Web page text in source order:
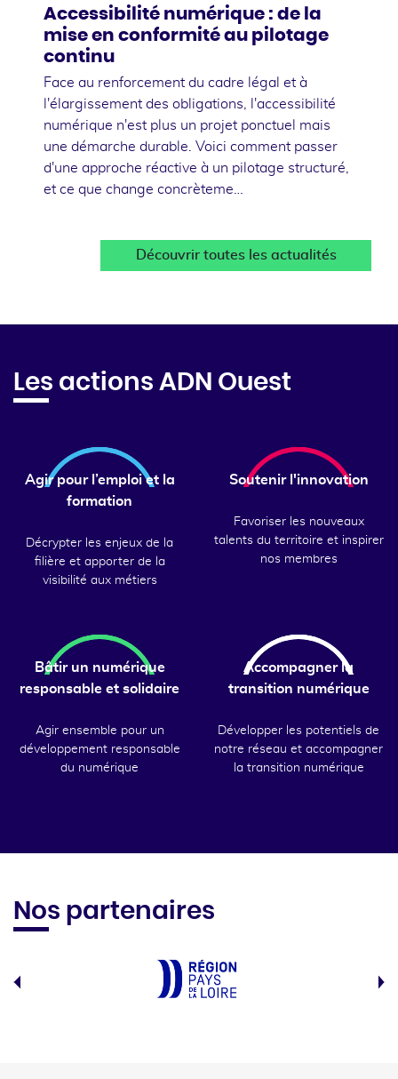
Accessibilité numérique : de la
mise en conformité au pilotage
continu
Face au renforcement du cadre légal et à
l'élargissement des obligations, l'accessibilité
numérique n'est plus un projet ponctuel mais
une démarche durable. Voici comment passer
d'une approche réactive à un pilotage structuré,
et ce que change concrèteme…
Découvrir toutes les actualités
Les actions ADN Ouest
Agir pour l’emploi et la
formation
Décrypter les enjeux de la
filière et apporter de la
visibilité aux métiers
Soutenir l'innovation
Favoriser les nouveaux
talents du territoire et inspirer
nos membres
Bâtir un numérique
responsable et solidaire
Agir ensemble pour un
développement responsable
du numérique
Accompagner la
transition numérique
Développer les potentiels de
notre réseau et accompagner
la transition numérique
Nos partenaires